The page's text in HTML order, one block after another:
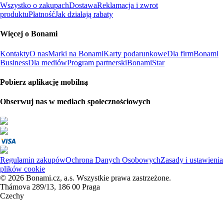
Wszystko o zakupachDostawaReklamacja i zwrot
produktuPłatnośćJak działają rabaty
Więcej o Bonami
KontaktyO nasMarki na BonamiKarty podarunkoweDla firmBonami
BusinessDla mediówProgram partnerskiBonamiStar
Pobierz aplikację mobilną
Obserwuj nas w mediach społecznościowych
Regulamin zakupówOchrona Danych OsobowychZasady i ustawienia
plików cookie
© 2026 Bonami.cz, a.s. Wszystkie prawa zastrzeżone.
Thámova 289/13, 186 00 Praga
Czechy